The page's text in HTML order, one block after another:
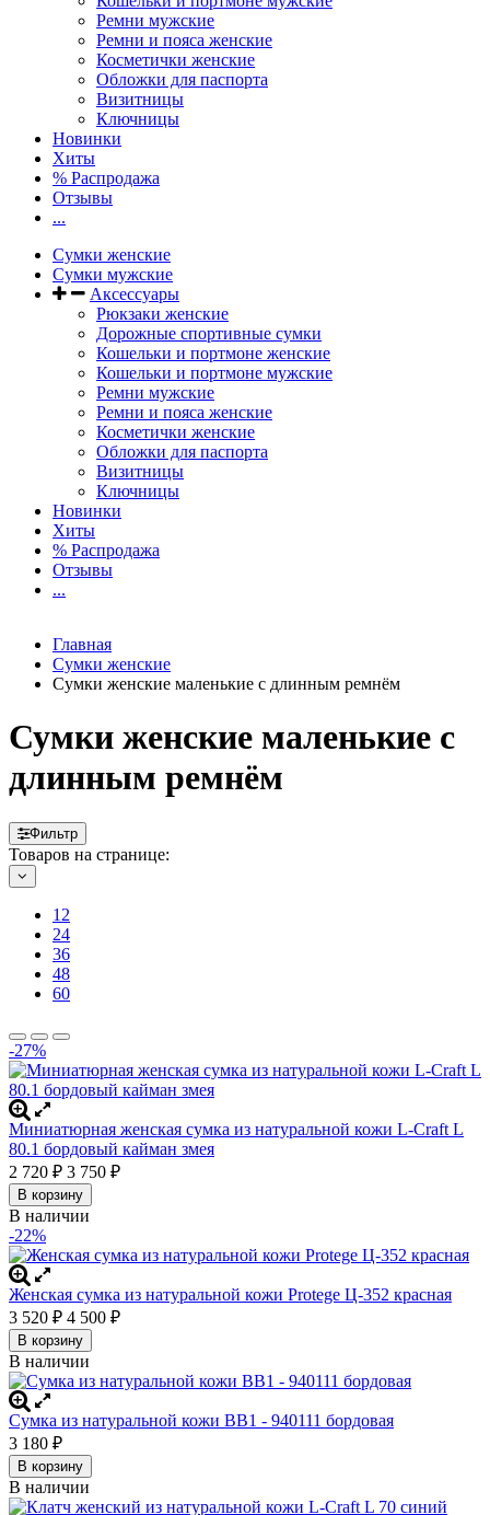
Ремни мужские
Ремни и пояса женские
Косметички женские
Обложки для паспорта
Визитницы
Ключницы
Новинки
Хиты
% Распродажа
Отзывы
...
Сумки женские
Сумки мужские
Аксессуары
Рюкзаки женские
Дорожные спортивные сумки
Кошельки и портмоне женские
Кошельки и портмоне мужские
Ремни мужские
Ремни и пояса женские
Косметички женские
Обложки для паспорта
Визитницы
Ключницы
Новинки
Хиты
% Распродажа
Отзывы
...
Главная
Сумки женские
Сумки женские маленькие с длинным ремнём
Сумки женские маленькие с
длинным ремнём
Фильтр
Товаров на странице:
12
24
36
48
60
-27%
Миниатюрная женская сумка из натуральной кожи L-Craft L
80.1 бордовый кайман змея
2 720 ₽ 3 750 ₽
В корзину
В наличии
-22%
Женская сумка из натуральной кожи Protege Ц-352 красная
3 520 ₽ 4 500 ₽
В корзину
В наличии
Сумка из натуральной кожи BB1 - 940111 бордовая
3 180 ₽
В корзину
В наличии